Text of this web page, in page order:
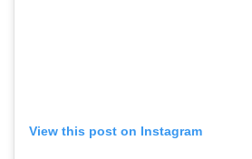
View this post on Instagram